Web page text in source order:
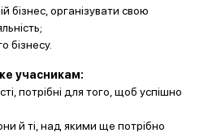
бізнес, організувати свою
бізнесу.
учасникам:
потрібні для того, щоб успішно
й ті, над якими ще потрібно